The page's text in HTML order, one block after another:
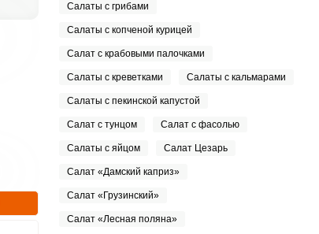
Салаты с грибами
Салаты с копченой курицей
Салат с крабовыми палочками
Салаты с креветками Салаты с кальмарами
Салаты с пекинской капустой
Салат с тунцом Салат с фасолью
Салаты с яйцом Салат Цезарь
Салат «Дамский каприз»
Салат «Грузинский»
Салат «Лесная поляна»